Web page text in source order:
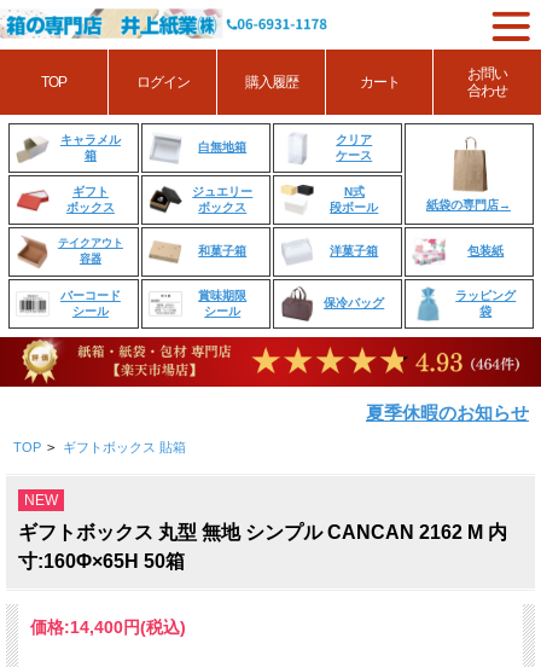
キャラメル
箱
白無地箱
クリア
ケース
紙袋の専門店→
ギフト
ボックス
ジュエリー
ボックス
N式
段ボール
テイクアウト
容器
和菓子箱 洋菓子箱 包装紙
バーコード
シール
賞味期限
シール
保冷バッグ
ラッピング
袋
夏季休暇のお知らせ
TOP > ギフトボックス 貼箱
NEW
ギフトボックス 丸型 無地 シンプル CANCAN 2162 M 内
寸:160Φ×65H 50箱
価格:14,400円(税込)
TOP ログイン 購入履歴 カート
お問い
合わせ